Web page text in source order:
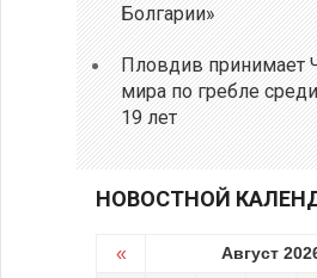
Болгарии»
Пловдив принимает
мира по гребле
19 лет
НОВОСТНОЙ
« Август